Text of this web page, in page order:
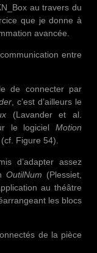
au travers du
que je donne à
avancée.
entre
de connecter par
, c’est d’ailleurs le
(Lavander et al.
le logiciel Motion
Figure 54).
d’adapter assez
OutilNum (Plessiet,
au théâtre
les blocs
de la pièce